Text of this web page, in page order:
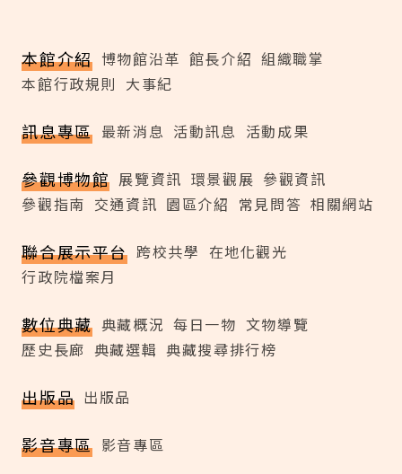
本館介紹 博物館沿革 館長介紹 組織職掌
本館行政規則 大事紀
訊息專區 最新消息 活動訊息 活動成果
參觀博物館 展覽資訊 環景觀展 參觀資訊
參觀指南 交通資訊 園區介紹 常見問答 相關網站
聯合展示平台 跨校共學 在地化觀光
行政院檔案月
數位典藏 典藏概況 每日一物 文物導覽
歷史長廊 典藏選輯 典藏搜尋排行榜
出版品 出版品
影音專區 影音專區